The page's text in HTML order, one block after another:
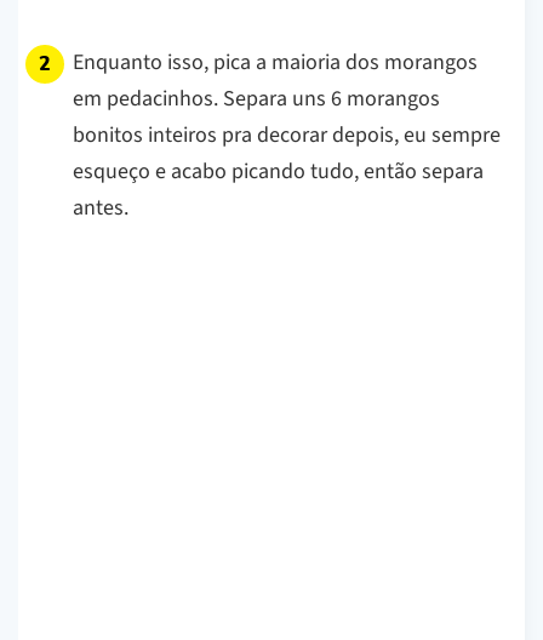
Enquanto isso, pica a maioria dos morangos
em pedacinhos. Separa uns 6 morangos
bonitos inteiros pra decorar depois, eu sempre
esqueço e acabo picando tudo, então separa
antes.